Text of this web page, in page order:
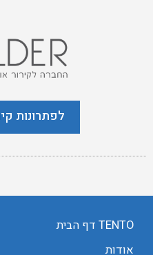
לפתרונות
TENTO דף הבית
אודות